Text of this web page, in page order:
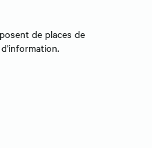
de places de